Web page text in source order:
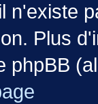
n'existe
Plus
phpBB